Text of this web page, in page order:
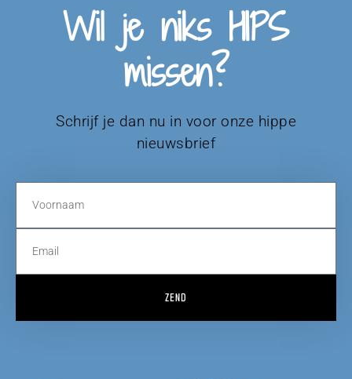
Wil je niks HIPS
missen?
Schrijf je dan nu in voor onze hippe
nieuwsbrief
ZEND